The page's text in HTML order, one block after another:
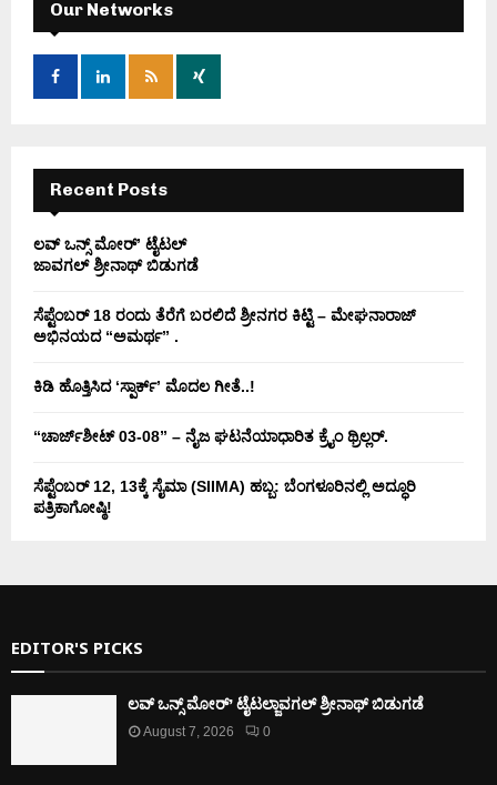
f
o
:
A
H
Our Networks
Recent Posts
ಲವ್ ಒನ್ಸ್ ಮೋರ್’ ಟೈಟಲ್
ಜಾವಗಲ್ ಶ್ರೀನಾಥ್ ಬಿಡುಗಡೆ
ಸೆಪ್ಟೆಂಬರ್ 18 ರಂದು ತೆರೆಗೆ ಬರಲಿದೆ ಶ್ರೀನಗರ ಕಿಟ್ಟಿ – ಮೇಘನಾರಾಜ್
ಅಭಿನಯದ “ಅಮರ್ಥ” .
ಕಿಡಿ‌‌ ಹೊತ್ತಿಸಿದ ‘ಸ್ಪಾರ್ಕ್’ ಮೊದಲ‌ ಗೀತೆ..!
“ಚಾರ್ಜ್‌ಶೀಟ್ 03-08” – ನೈಜ ಘಟನೆಯಾಧಾರಿತ ಕ್ರೈಂ ಥ್ರಿಲ್ಲರ್.
ಸೆಪ್ಟೆಂಬರ್ 12, 13ಕ್ಕೆ ಸೈಮಾ (SIIMA) ಹಬ್ಬ: ಬೆಂಗಳೂರಿನಲ್ಲಿ ಅದ್ಧೂರಿ
ಪತ್ರಿಕಾಗೋಷ್ಠಿ!
EDITOR'S PICKS
ಲವ್ ಒನ್ಸ್ ಮೋರ್’ ಟೈಟಲ್ಜಾವಗಲ್ ಶ್ರೀನಾಥ್ ಬಿಡುಗಡೆ
August 7, 2026 0